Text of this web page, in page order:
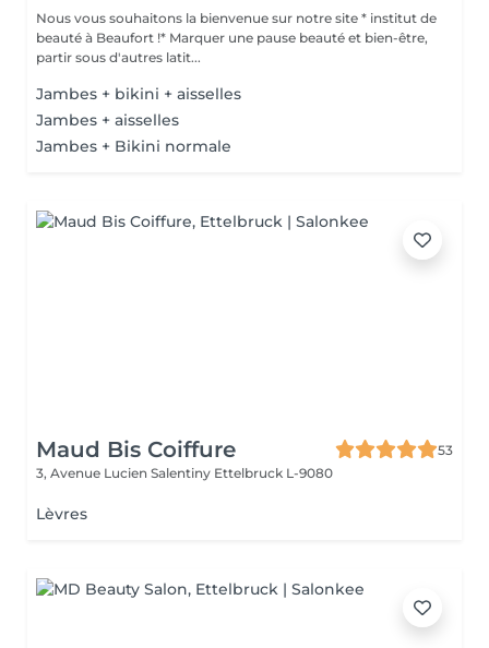
Nous vous souhaitons la bienvenue sur notre site * institut de
beauté à Beaufort !* Marquer une pause beauté et bien-être,
partir sous d'autres latit...
Jambes + bikini + aisselles
Jambes + aisselles
Jambes + Bikini normale
Maud Bis Coiffure
53
3, Avenue Lucien Salentiny Ettelbruck L-9080
Lèvres